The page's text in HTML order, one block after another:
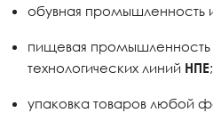
обувная промышленность
пищевая промышленность
технологических линий НПЕ;
упаковка товаров любой